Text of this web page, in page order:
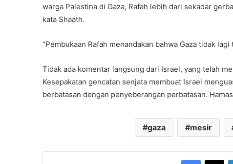
warga Palestina di Gaza, Rafah lebih dari sekadar
kata Shaath.
“Pembukaan Rafah menandakan bahwa Gaza tidak
Tidak ada komentar langsung dari Israel, yang telah
Kesepakatan gencatan senjata membuat Israel
berbatasan dengan penyeberangan perbatasan.
gaza mesir
Facebook
X